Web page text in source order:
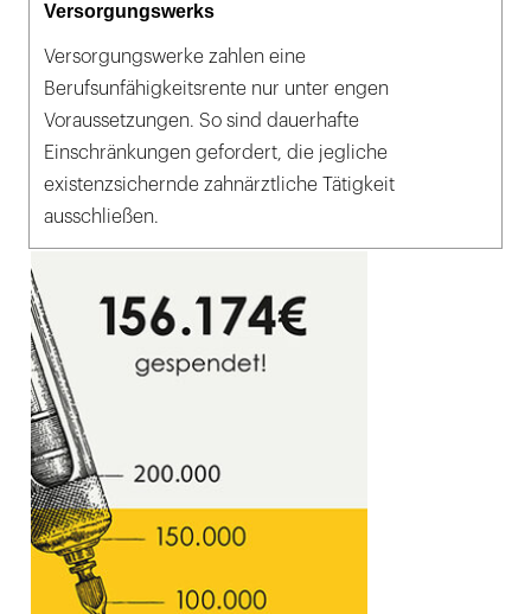
Versorgungswerks
Versorgungswerke zahlen eine
Berufsunfähigkeitsrente nur unter engen
Voraussetzungen. So sind dauerhafte
Einschränkungen gefordert, die jegliche
existenzsichernde zahnärztliche Tätigkeit
ausschließen.